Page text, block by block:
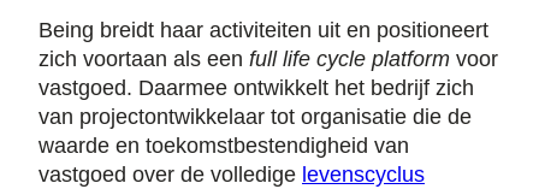
Being breidt haar activiteiten uit en positioneert
zich voortaan als een full life cycle platform voor
vastgoed. Daarmee ontwikkelt het bedrijf zich
van projectontwikkelaar tot organisatie die de
waarde en toekomstbestendigheid van
vastgoed over de volledige levenscyclus